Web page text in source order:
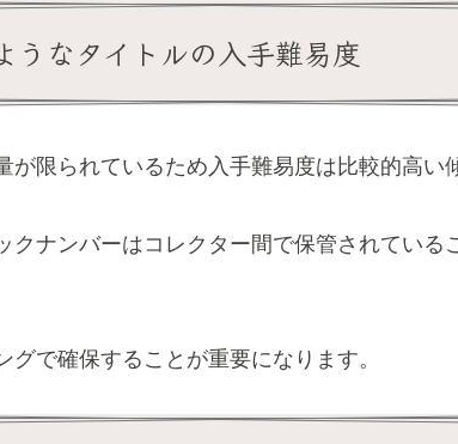
うなタイトルの入手難易度
が限られているため入手難易度は比較的高い
クナンバーはコレクター間で保管されている
グで確保することが重要になります。